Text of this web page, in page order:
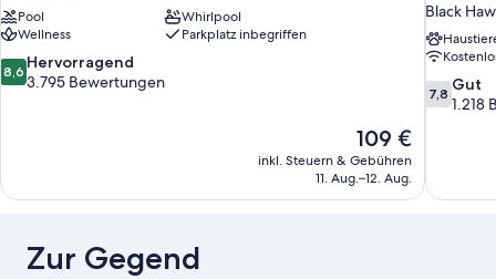
Pool
Whirlpool
Wellness
Parkplatz inbegriffen
8.6
von
8,6 Hervorragend
3.795 Bewertungen
Der
Preis
beträgt
109 €
inkl. Steuern & Gebühren
11. Aug.–12. Aug.
Black
7.8
von
7,8 Gut
1.218
Zur Gegend